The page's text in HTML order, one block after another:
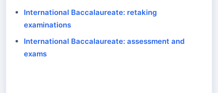
International Baccalaureate: retaking
examinations
International Baccalaureate: assessment and
exams